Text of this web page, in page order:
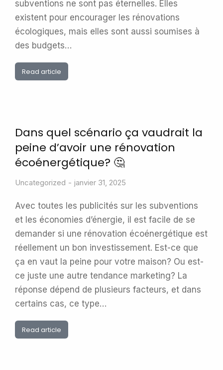
subventions ne sont pas éternelles. Elles
existent pour encourager les rénovations
écologiques, mais elles sont aussi soumises à
des budgets…
Read article
Dans quel scénario ça vaudrait la
peine d’avoir une rénovation
écoénergétique? 🤔
Uncategorized janvier 31, 2025
Avec toutes les publicités sur les subventions
et les économies d’énergie, il est facile de se
demander si une rénovation écoénergétique est
réellement un bon investissement. Est-ce que
ça en vaut la peine pour votre maison? Ou est-
ce juste une autre tendance marketing? La
réponse dépend de plusieurs facteurs, et dans
certains cas, ce type…
Read article